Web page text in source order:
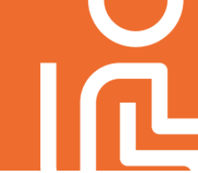
от 1900 ₽